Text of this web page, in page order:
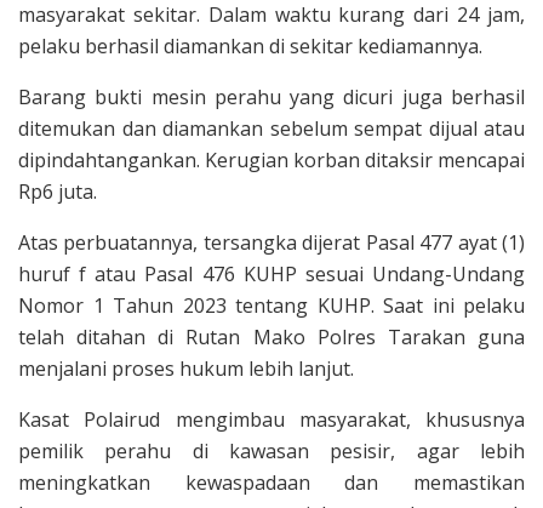
masyarakat sekitar. Dalam waktu kurang dari 24 jam,
pelaku berhasil diamankan di sekitar kediamannya.
Barang bukti mesin perahu yang dicuri juga berhasil
ditemukan dan diamankan sebelum sempat dijual atau
dipindahtangankan. Kerugian korban ditaksir mencapai
Rp6 juta.
Atas perbuatannya, tersangka dijerat Pasal 477 ayat (1)
huruf f atau Pasal 476 KUHP sesuai Undang-Undang
Nomor 1 Tahun 2023 tentang KUHP. Saat ini pelaku
telah ditahan di Rutan Mako Polres Tarakan guna
menjalani proses hukum lebih lanjut.
Kasat Polairud mengimbau masyarakat, khususnya
pemilik perahu di kawasan pesisir, agar lebih
meningkatkan kewaspadaan dan memastikan